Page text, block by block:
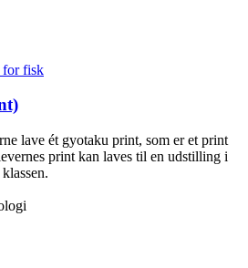
for fisk
lave ét gyotaku print, som er et print
print kan laves til en udstilling i